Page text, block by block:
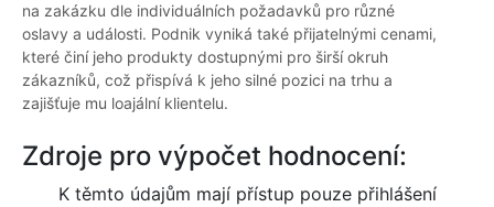
na zakázku dle individuálních požadavků pro různé
oslavy a události. Podnik vyniká také přijatelnými cenami,
které činí jeho produkty dostupnými pro širší okruh
zákazníků, což přispívá k jeho silné pozici na trhu a
zajišťuje mu loajální klientelu.
Zdroje pro výpočet hodnocení:
K těmto údajům mají přístup pouze přihlášení